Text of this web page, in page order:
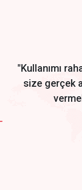
Start by trying our
"Kullanımı
size gerçek